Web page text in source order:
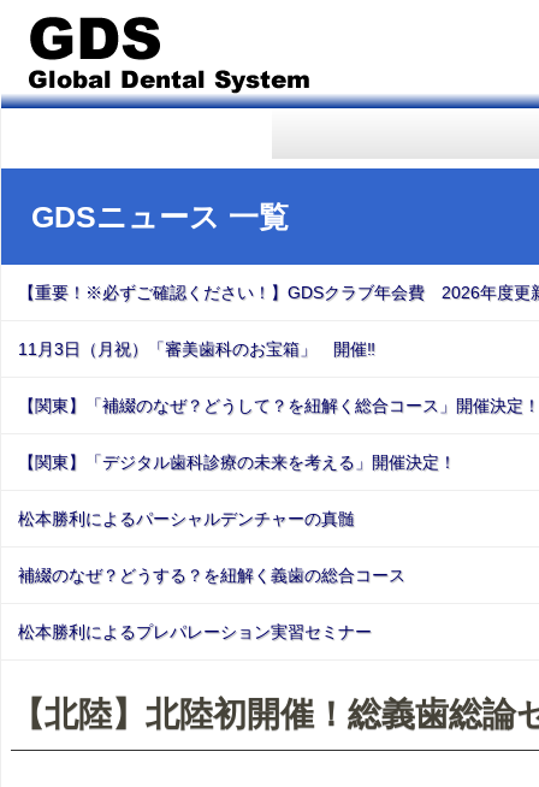
GDSニュース 一覧
【重要！※必ずご確認ください！】GDSクラブ年会費 2026年度更
11月3日（月祝）「審美歯科のお宝箱」 開催‼
【関東】「補綴のなぜ？どうして？を紐解く総合コース」開催決定！
【関東】「デジタル歯科診療の未来を考える」開催決定！
松本勝利によるパーシャルデンチャーの真髄
補綴のなぜ？どうする？を紐解く義歯の総合コース
松本勝利によるプレパレーション実習セミナー
【北陸】北陸初開催！総義歯総